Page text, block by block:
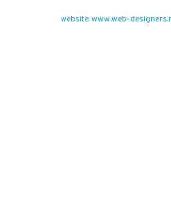
website: www.web-